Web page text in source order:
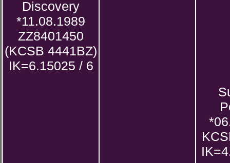
Discovery
*11.08.1989
ZZ8401450
(KCSB 4441BZ)
IK=6.15025 / 6